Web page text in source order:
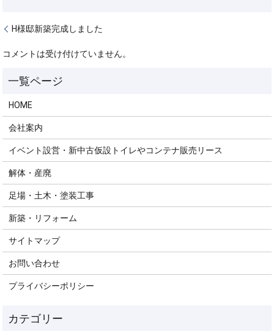
H様邸新築完成しました
コメントは受け付けていません。
HOME
会社案内
イベント設営・新中古仮設トイレやコンテナ販売リース
解体・産廃
足場・土木・塗装工事
新築・リフォーム
サイトマップ
お問い合わせ
プライバシーポリシー